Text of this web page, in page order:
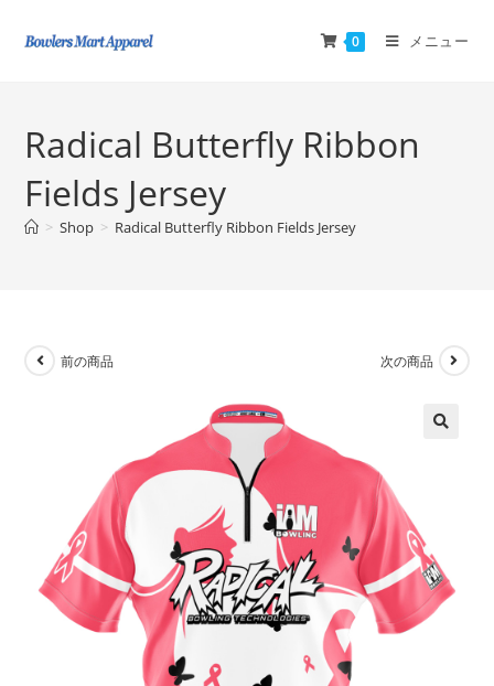
0 メニュー
Radical Butterfly Ribbon
Fields Jersey
> Shop > Radical Butterfly Ribbon Fields Jersey
前の商品 次の商品